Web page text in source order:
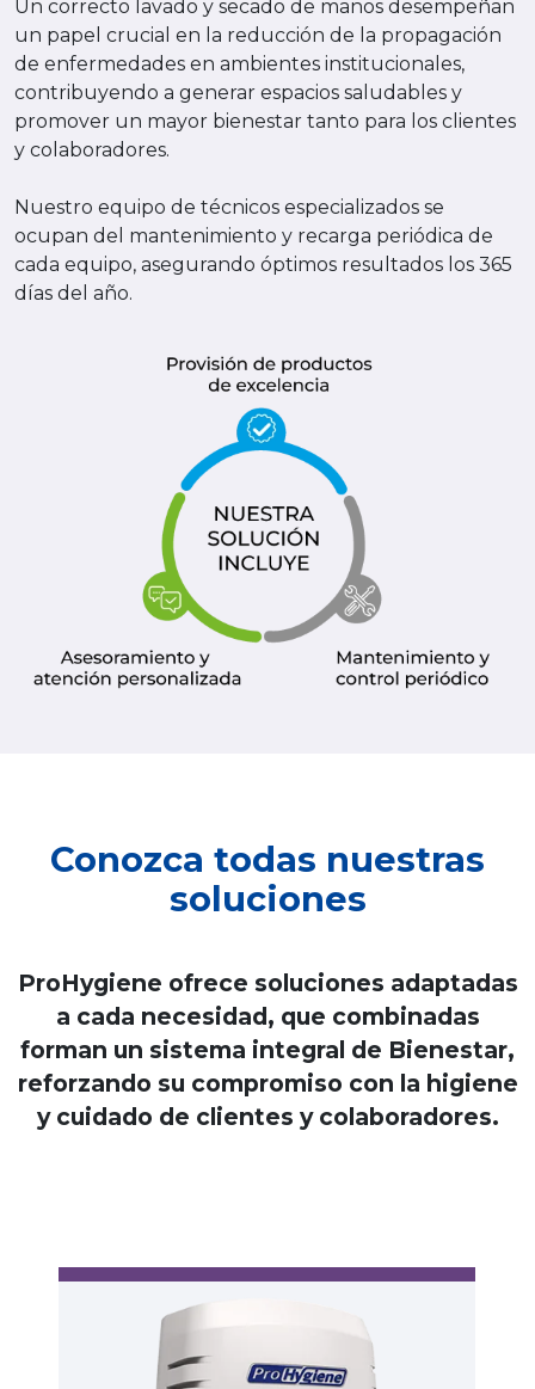
Un correcto lavado y secado de manos desempeñan
un papel crucial en la reducción de la propagación
de enfermedades en ambientes institucionales,
contribuyendo a generar espacios saludables y
promover un mayor bienestar tanto para los clientes
y colaboradores.
Nuestro equipo de técnicos especializados se
ocupan del mantenimiento y recarga periódica de
cada equipo, asegurando óptimos resultados los 365
días del año.
Conozca todas nuestras
soluciones
ProHygiene ofrece soluciones adaptadas
a cada necesidad, que combinadas
forman un sistema integral de Bienestar,
reforzando su compromiso con la higiene
y cuidado de clientes y colaboradores.